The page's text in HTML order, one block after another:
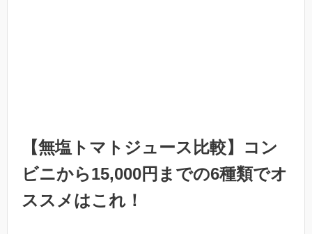
【無塩トマトジュース比較】コン
ビニから15,000円までの6種類でオ
ススメはこれ！